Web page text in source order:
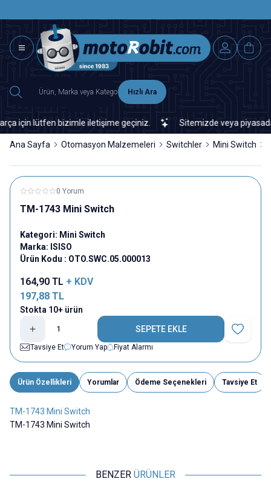
Hızlı Ara
için lütfen bizimle iletişime geçiniz. Sitemizde veya piyasada
Ana Sayfa Otomasyon Malzemeleri Switchler Mini Switch
0 Yorum
TM-1743 Mini Switch
Kategori: Mini Switch
Marka: ISISO
Ürün Kodu : OTO.SWC.05.000013
164,90 TL + KDV
197,88 TL
Stokta 10+ ürün
SEPETE EKLE
Favoriye
Tavsiye Et
Yorum Yap Fiyat Alarmı
Ürün Özellikleri Yorumlar Ödeme Seçenekleri Tavsiye Et
TM-1743 Mini Switch
TM-1743 Mini Switch
BENZER ÜRÜNLER